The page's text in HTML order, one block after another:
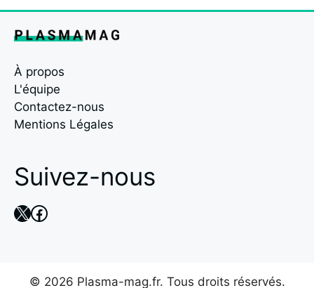
À propos
L'équipe
Contactez-nous
Mentions Légales
Suivez-nous
X Facebook
© 2026 Plasma-mag.fr. Tous droits réservés.